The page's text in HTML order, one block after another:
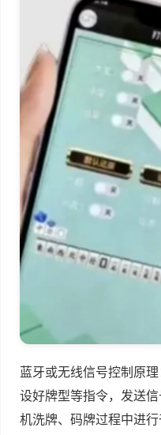
蓝牙或无线信号控制原
设好牌型等指令，发送
机洗牌、码牌过程中进行